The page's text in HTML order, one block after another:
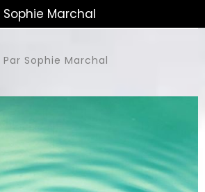
Sophie Marchal
Par Sophie Marchal